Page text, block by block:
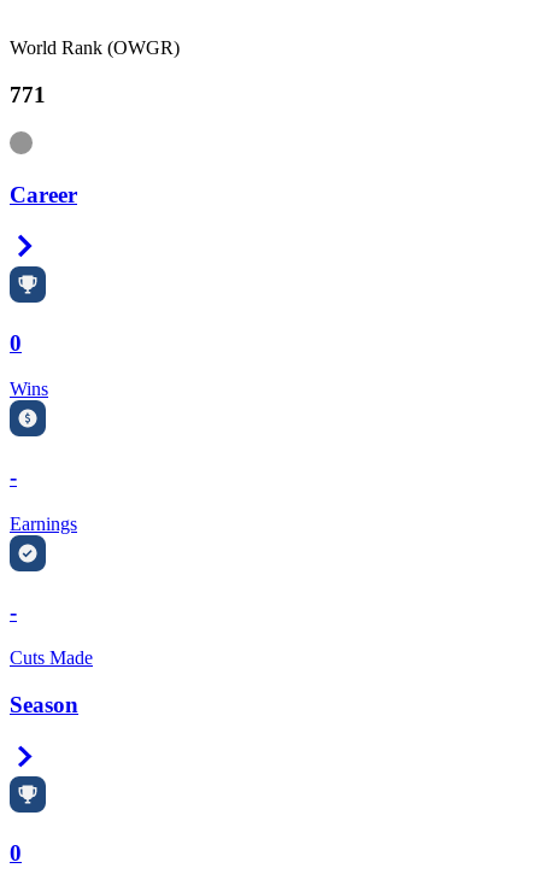
World Rank (OWGR)
771
Information
Career
0
Wins
-
Earnings
-
Cuts Made
Season
0